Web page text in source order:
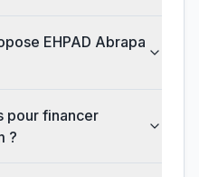
EHPAD Abrapa
pour financer
?